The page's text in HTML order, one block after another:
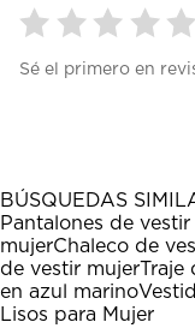
para
1
estrella
Esta
acción
abrirá
el
formulario
para
estrellas.
Esta
acción
abrirá
el
formulario
para
estrellas.
Esta
acción
abrirá
el
formulario
para
Esta
acción
abrirá
el
el
Sé el primero en
BÚSQUEDAS
Pantalones de
mujerChaleco de
de vestir mujerTraje
en azul marino
Lisos para Mujer